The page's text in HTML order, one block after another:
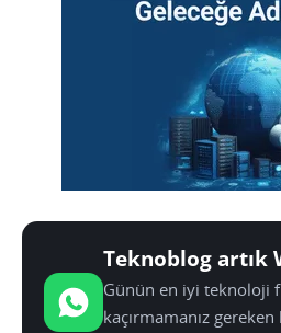
Teknoblog artık
Günün en iyi teknoloji
kaçırmamanız